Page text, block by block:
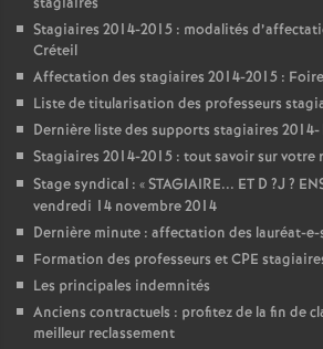
Stagiaires 2014-2015 : modalités
Créteil
Affectation des stagiaires 2014-2015 :
Liste de titularisation des professeurs
Dernière liste des supports stagiaires
Stagiaires 2014-2015 : tout savoir sur votre
Stage syndical : «STAGIAIRE... ET D ?J ?
vendredi 14 novembre 2014
Dernière minute : affectation des lauréat-e-
Formation des professeurs etCPE
Les principales indemnités
Anciens contractuels : profitez de la fin de
meilleur reclassement